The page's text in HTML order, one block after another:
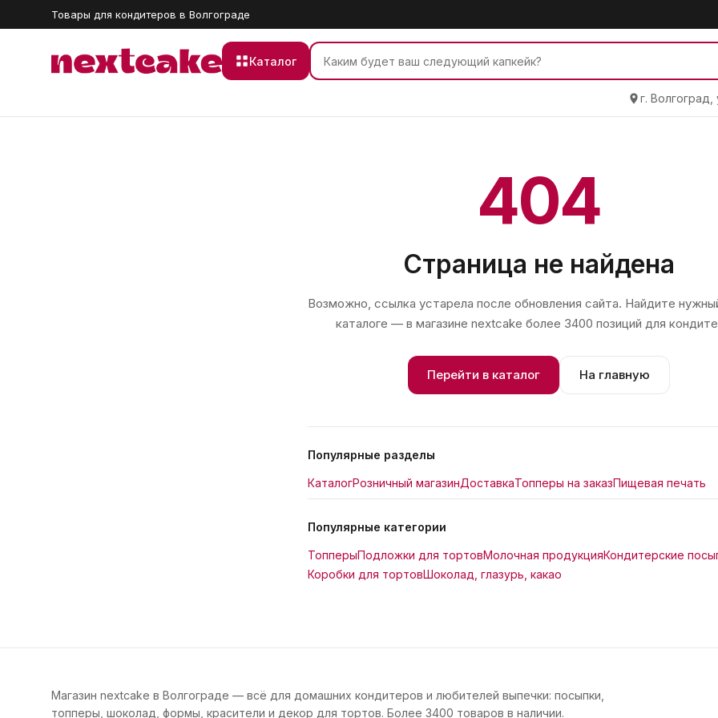
Товары для кондитеров в Волгограде
Каталог
г.
404
Страница не найдена
Возможно, ссылка устарела после обновления сайта. Найдите
каталоге — в магазине nextcake более 3400 позиций для
Перейти в каталог На главную
Популярные разделы
КаталогРозничный магазинДоставкаТопперы на заказПищевая печать
Популярные категории
ТопперыПодложки для тортовМолочная продукцияКондитерские
Коробки для тортовШоколад, глазурь, какао
Магазин nextcake в Волгограде — всё для домашних кондитеров и любителей выпечки: посыпки,
топперы, шоколад, формы, красители и декор для тортов. Более 3400 товаров в наличии.